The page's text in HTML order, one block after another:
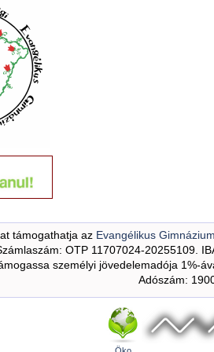
támogathatja az Evangélikus
OTP 11707024-20255109.
személyi jövedelemadója 1%-
Adószám: